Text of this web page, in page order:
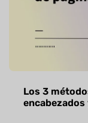
Los 3
encabezados